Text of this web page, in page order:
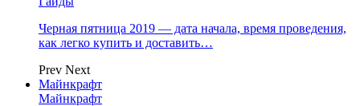
Черная пятница 2019 — дата начала, время проведения,
как легко купить и доставить…
Prev Next
Майнкрафт
Майнкрафт